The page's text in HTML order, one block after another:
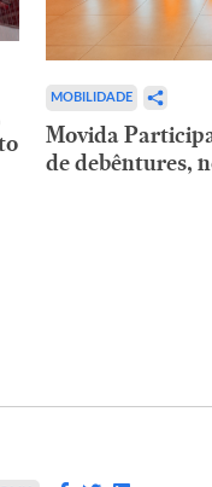
MOBILIDADE
Movida
de debêntures,